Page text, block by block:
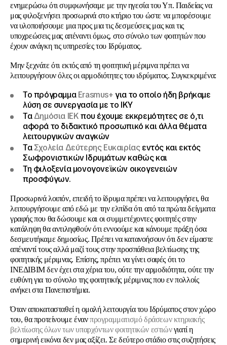
ενημερώσω ότι συμφωνήσαμε με την ηγεσία του Υπ. Παιδείας να
μας φιλοξενήσει προσωρινά στο κτήριο του ώστε να μπορέσουμε
να υλοποιήσουμε μια προς μια τις δεσμεύσεις μας και τις
υποχρεώσεις μας απέναντι όμως, στο σύνολο των φοιτητών που
έχουν ανάγκη τις υπηρεσίες του Ιδρύματος.
Μην ξεχνάτε ότι εκτός από τη φοιτητική μέριμνα πρέπει να
λειτουργήσουν όλες οι αρμοδιότητες του ιδρύματος. Συγκεκριμένα:
Το πρόγραμμαErasmus+για το οποίο ήδη βρήκαμε
λύση σε συνεργασία με το ΙΚΥ
ΤαΔημόσια ΙΕΚπου έχουμε εκκρεμότητες σε ό,τι
αφορά το διδακτικό προσωπικό και άλλα θέματα
λειτουργικών αναγκών
ΤαΣχολεία Δεύτερης Ευκαιρίαςεντός και εκτός
Σωφρονιστικών Ιδρυμάτων καθώς και
Τη φιλοξενία μονογονεϊκών οικογενειών
προσφύγων.
Προσωρινά λοιπόν, επειδή το ίδρυμα πρέπει να λειτουργήσει, θα
λειτουργήσουμε από εδώ με την ελπίδα ότι από τα πρώτα δείγματα
γραφής που θα δώσουμε και οι συμμετέχοντες φοιτητές στην
κατάληψη θα αντιληφθούν ότι εννοούμε και κάνουμε πράξη όσα
δεσμευτήκαμε δημοσίως. Πρέπει να κατανοήσουν ότι δεν είμαστε
απέναντί τους αλλά μαζί τους στην προσπάθεια βελτίωσης της
φοιτητικής μέριμνας. Επίσης, πρέπει να γίνει σαφές ότι το
ΙΝΕΔΙΒΙΜ δεν έχει στα χέρια του, ούτε την αρμοδιότητα, ούτε την
ευθύνη για το σύνολο της φοιτητικής μέριμνας που εν πολλοίς
ανήκει στα Πανεπιστήμια.
Όταν αποκατασταθεί η ομαλή λειτουργία του Ιδρύματος στον χώρο
του, θα προτείνουμε ένανπρογραμματισμό δράσεων κτηριακής
βελτίωσης όλων των υπαρχόντων φοιτητικών εστιώνγιατί η
σημερινή εικόνα δεν μας αξίζει. Σε δεύτερο στάδιο στις συζητήσεις